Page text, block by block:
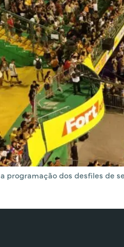
programação dos desfiles de